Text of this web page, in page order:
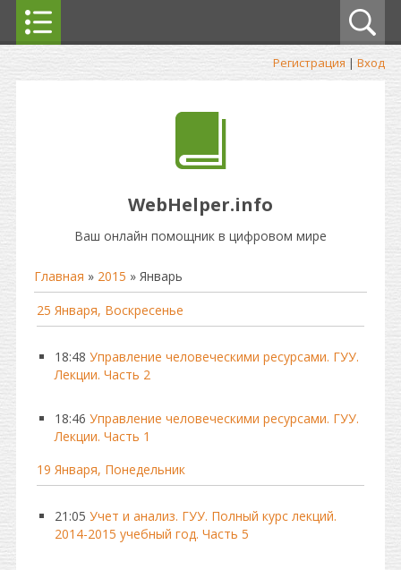
Регистрация | Вход
WebHelper.info
Ваш онлайн помощник в цифровом мире
Главная » 2015 » Январь
25 Января, Воскресенье
18:48 Управление человеческими ресурсами. ГУУ.
Лекции. Часть 2
18:46 Управление человеческими ресурсами. ГУУ.
Лекции. Часть 1
19 Января, Понедельник
21:05 Учет и анализ. ГУУ. Полный курс лекций.
2014-2015 учебный год. Часть 5